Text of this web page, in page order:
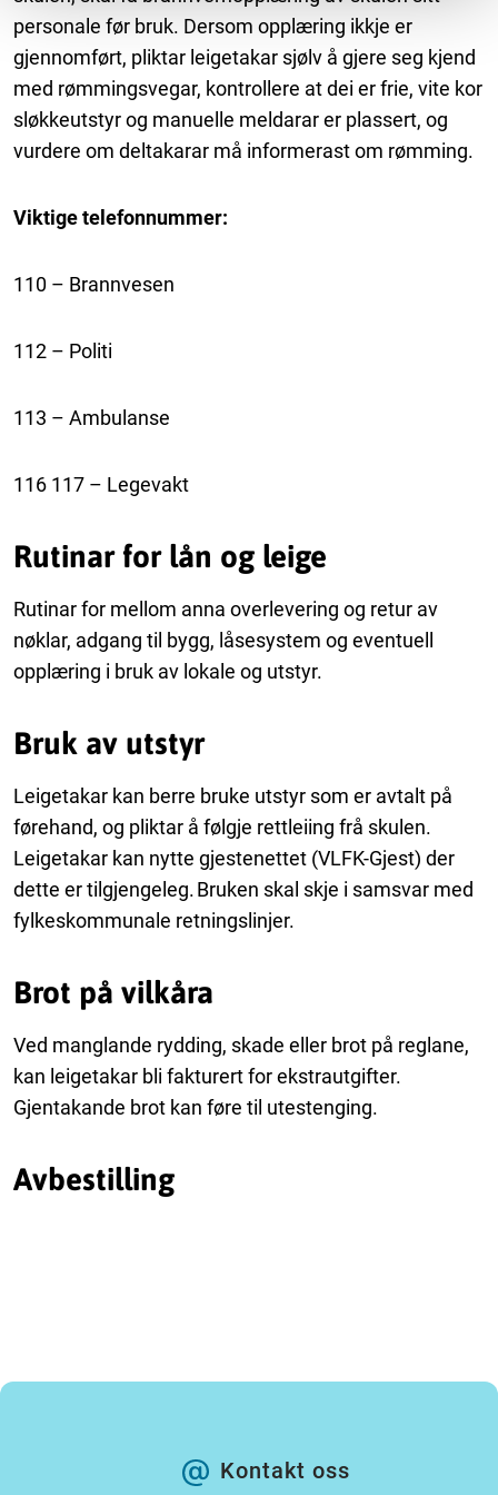
personale før bruk. Dersom opplæring ikkje er
gjennomført, pliktar leigetakar sjølv å gjere seg kjend
med rømmingsvegar, kontrollere at dei er frie, vite kor
sløkkeutstyr og manuelle meldarar er plassert, og
vurdere om deltakarar må informerast om rømming.
Viktige telefonnummer:
110 – Brannvesen
112 – Politi
113 – Ambulanse
116 117 – Legevakt
Rutinar for lån og leige
Rutinar for mellom anna overlevering og retur av
nøklar, adgang til bygg, låsesystem og eventuell
opplæring i bruk av lokale og utstyr.
Bruk av utstyr
Leigetakar kan berre bruke utstyr som er avtalt på
førehand, og pliktar å følgje rettleiing frå skulen.
Leigetakar kan nytte gjestenettet (VLFK-Gjest) der
dette er tilgjengeleg. Bruken skal skje i samsvar med
fylkeskommunale retningslinjer.
Brot på vilkåra
Ved manglande rydding, skade eller brot på reglane,
kan leigetakar bli fakturert for ekstrautgifter.
Gjentakande brot kan føre til utestenging.
Avbestilling
Kontakt oss